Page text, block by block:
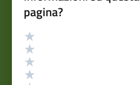
pagina?
Valutazione